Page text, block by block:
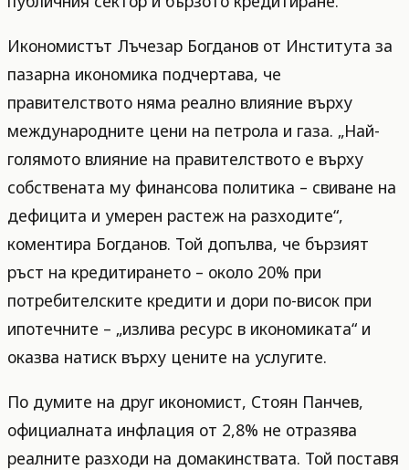
Икономистът Лъчезар Богданов от Института за
пазарна икономика подчертава, че
правителството няма реално влияние върху
международните цени на петрола и газа. „Най-
голямото влияние на правителството е върху
собствената му финансова политика – свиване на
дефицита и умерен растеж на разходите“,
коментира Богданов. Той допълва, че бързият
ръст на кредитирането – около 20% при
потребителските кредити и дори по-висок при
ипотечните – „излива ресурс в икономиката“ и
оказва натиск върху цените на услугите.
По думите на друг икономист, Стоян Панчев,
официалната инфлация от 2,8% не отразява
реалните разходи на домакинствата. Той поставя